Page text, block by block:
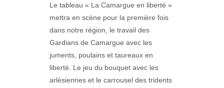
Le tableau « La Camargue en liberté »
mettra en scène pour la première fois
dans notre région, le travail des
Gardians de Camargue avec les
juments, poulains et taureaux en
liberté. Le jeu du bouquet avec les
arlésiennes et le carrousel des tridents